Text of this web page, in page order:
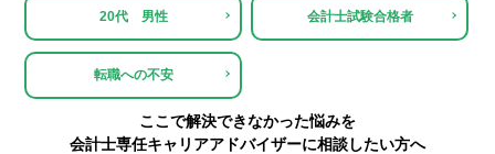
20代 男性 会計士試験合格者
転職への不安
ここで解決できなかった悩みを
会計士専任キャリアアドバイザーに相談したい方へ